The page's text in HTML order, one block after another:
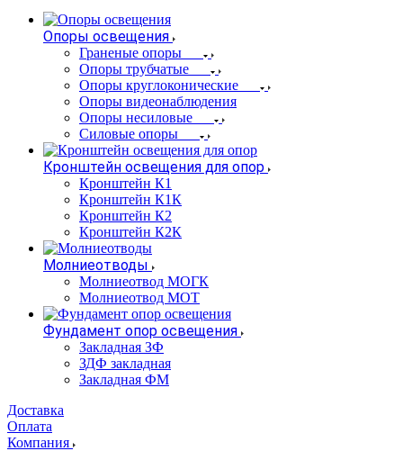
Опоры освещения
Граненые опоры
Опоры трубчатые
Опоры круглоконические
Опоры видеонаблюдения
Опоры несиловые
Силовые опоры
Кронштейн освещения для опор
Кронштейн К1
Кронштейн К1К
Кронштейн К2
Кронштейн К2К
Молниеотводы
Молниеотвод МОГК
Молниеотвод МОТ
Фундамент опор освещения
Закладная ЗФ
ЗДФ закладная
Закладная ФМ
Доставка
Оплата
Компания